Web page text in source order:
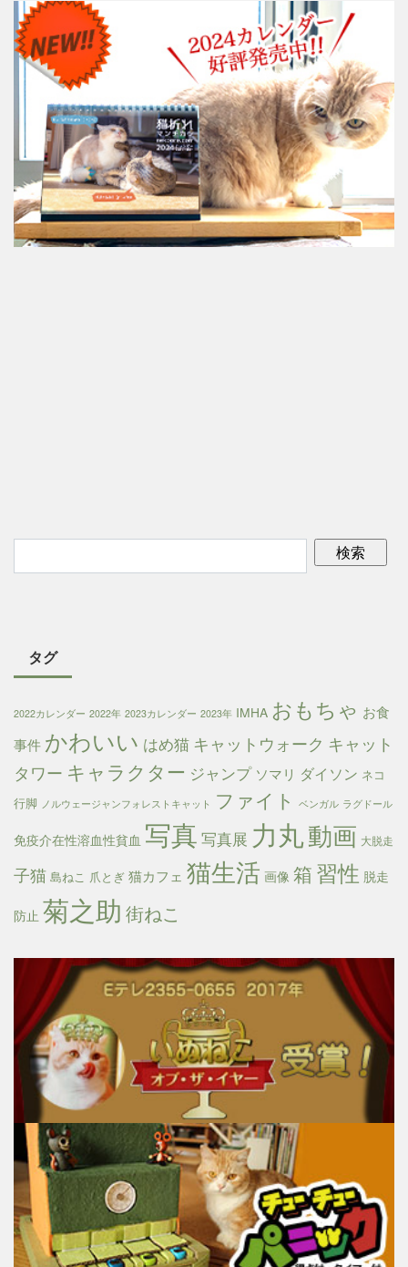
タグ
2022カレンダー 2022年 2023カレンダー 2023年 IMHA おもちゃ お食
事件 かわいい はめ猫 キャットウォーク キャット
タワー キャラクター ジャンプ ソマリ ダイソン ネコ
行脚 ノルウェージャンフォレストキャット ファイト ベンガル ラグドール
免疫介在性溶血性貧血 写真 写真展 力丸動画 大脱走
子猫 島ねこ 爪とぎ 猫カフェ 猫生活 画像 箱 習性 脱走
防止 菊之助 街ねこ